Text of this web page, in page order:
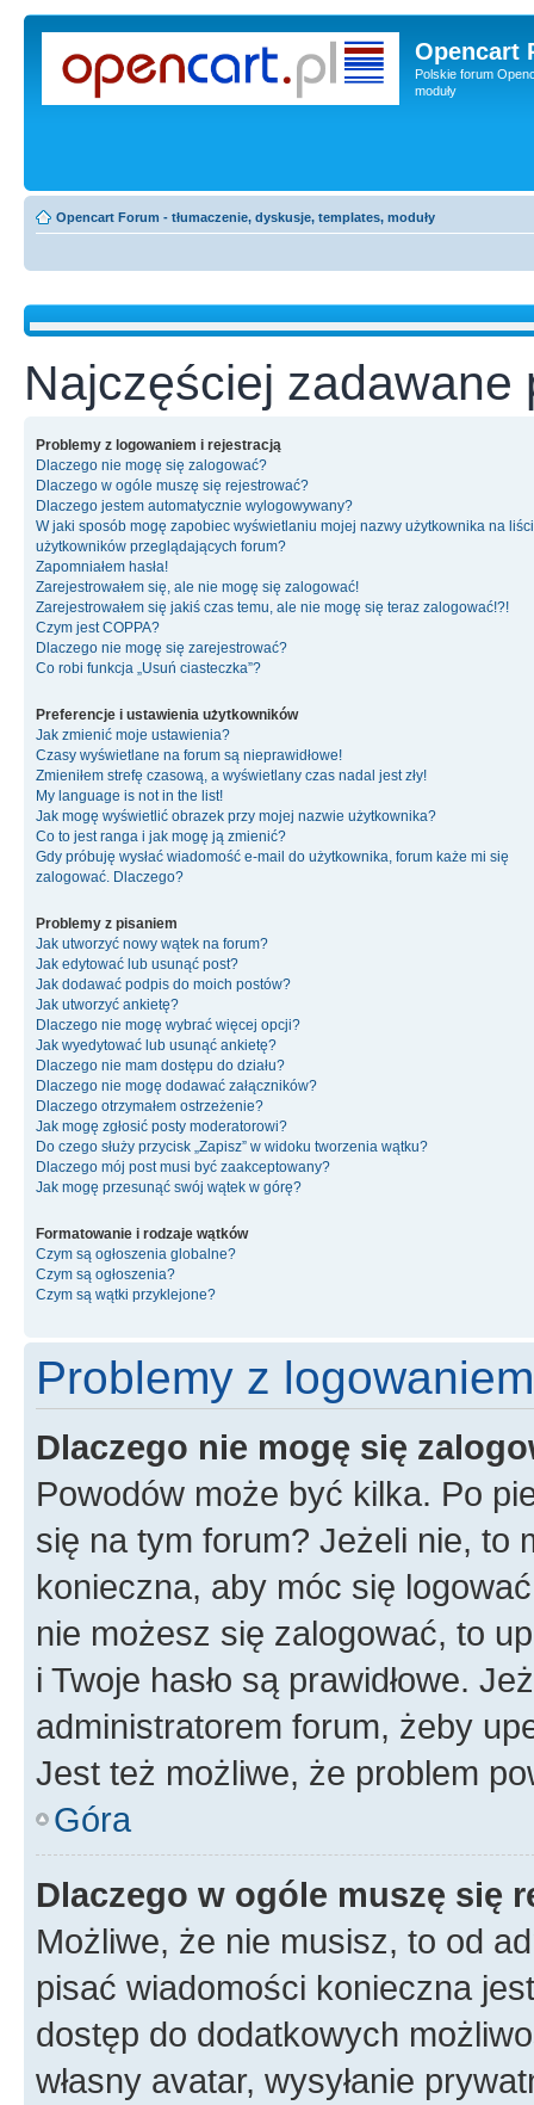
Opencart
Polskie forum
moduły
Opencart Forum - tłumaczenie, dyskusje, templates, moduły
Najczęściej zadawane
Problemy z logowaniem i rejestracją
Dlaczego nie mogę się zalogować?
Dlaczego w ogóle muszę się rejestrować?
Dlaczego jestem automatycznie wylogowywany?
W jaki sposób mogę zapobiec wyświetlaniu mojej nazwy użytkownika na
użytkowników przeglądających forum?
Zapomniałem hasła!
Zarejestrowałem się, ale nie mogę się zalogować!
Zarejestrowałem się jakiś czas temu, ale nie mogę się teraz zalogować!?!
Czym jest COPPA?
Dlaczego nie mogę się zarejestrować?
Co robi funkcja „Usuń ciasteczka”?
Preferencje i ustawienia użytkowników
Jak zmienić moje ustawienia?
Czasy wyświetlane na forum są nieprawidłowe!
Zmieniłem strefę czasową, a wyświetlany czas nadal jest zły!
My language is not in the list!
Jak mogę wyświetlić obrazek przy mojej nazwie użytkownika?
Co to jest ranga i jak mogę ją zmienić?
Gdy próbuję wysłać wiadomość e-mail do użytkownika, forum każe mi się
zalogować. Dlaczego?
Problemy z pisaniem
Jak utworzyć nowy wątek na forum?
Jak edytować lub usunąć post?
Jak dodawać podpis do moich postów?
Jak utworzyć ankietę?
Dlaczego nie mogę wybrać więcej opcji?
Jak wyedytować lub usunąć ankietę?
Dlaczego nie mam dostępu do działu?
Dlaczego nie mogę dodawać załączników?
Dlaczego otrzymałem ostrzeżenie?
Jak mogę zgłosić posty moderatorowi?
Do czego służy przycisk „Zapisz” w widoku tworzenia wątku?
Dlaczego mój post musi być zaakceptowany?
Jak mogę przesunąć swój wątek w górę?
Formatowanie i rodzaje wątków
Czym są ogłoszenia globalne?
Czym są ogłoszenia?
Czym są wątki przyklejone?
Problemy z
Dlaczego nie mogę się
Powodów może być kilka. Po
się na tym forum? Jeżeli nie, to
konieczna, aby móc się
nie możesz się zalogować, to
i Twoje hasło są prawidłowe.
administratorem forum, żeby
Jest też możliwe, że problem
Góra
Dlaczego w ogóle muszę się
Możliwe, że nie musisz, to od
pisać wiadomości konieczna
dostęp do dodatkowych
własny avatar, wysyłanie